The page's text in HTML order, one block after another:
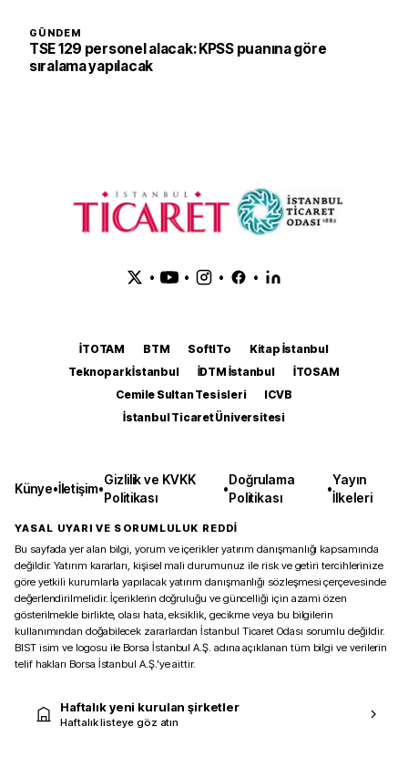
GÜNDEM
TSE 129 personel alacak: KPSS puanına göre
sıralama yapılacak
• • • •
İTOTAM BTM SoftITo
Kitap İstanbul
Teknopark İstanbul
İDTM İstanbul
İTOSAM
Cemile Sultan Tesisleri
ICVB
İstanbul Ticaret Üniversitesi
Künye•İletişim•
Gizlilik ve KVKK
Politikası
•
Doğrulama
Politikası
•
Yayın
İlkeleri
YASAL UYARI VE SORUMLULUK REDDİ
Bu sayfada yer alan bilgi, yorum ve içerikler yatırım danışmanlığı kapsamında
değildir. Yatırım kararları, kişisel mali durumunuz ile risk ve getiri tercihlerinize
göre yetkili kurumlarla yapılacak yatırım danışmanlığı sözleşmesi çerçevesinde
değerlendirilmelidir. İçeriklerin doğruluğu ve güncelliği için azami özen
gösterilmekle birlikte, olası hata, eksiklik, gecikme veya bu bilgilerin
kullanımından doğabilecek zararlardan İstanbul Ticaret Odası sorumlu değildir.
BIST isim ve logosu ile Borsa İstanbul A.Ş. adına açıklanan tüm bilgi ve verilerin
telif hakları Borsa İstanbul A.Ş.’ye aittir.
Haftalık yeni kurulan şirketler
Haftalık listeye göz atın